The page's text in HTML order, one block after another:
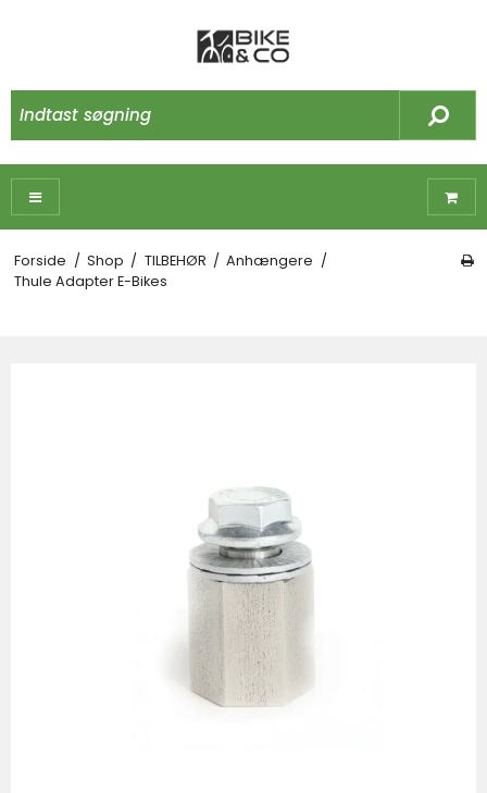
Forside / Shop / TILBEHØR / Anhængere /
Thule Adapter E-Bikes